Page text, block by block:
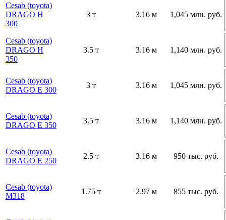
Cesab (toyota)
DRAGO H
300
3 т 3.16 м 1,045 млн. руб.
Cesab (toyota)
DRAGO H
350
3.5 т 3.16 м 1,140 млн. руб.
Cesab (toyota)
DRAGO E 300
3 т 3.16 м 1,045 млн. руб.
Cesab (toyota)
DRAGO E 350
3.5 т 3.16 м 1,140 млн. руб.
Cesab (toyota)
DRAGO E 250
2.5 т 3.16 м 950 тыс. руб.
Cesab (toyota)
М318
1.75 т 2.97 м 855 тыс. руб.